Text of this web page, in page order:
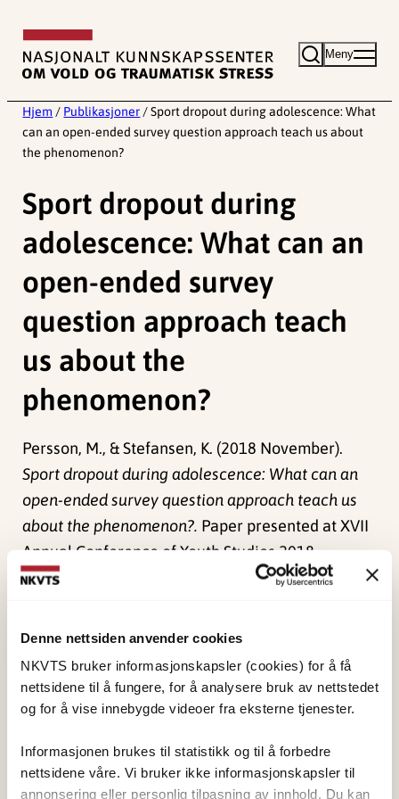
Denne nettsiden anvender cookies
NKVTS bruker informasjonskapsler (cookies) for å få
nettsidene til å fungere, for å analysere bruk av nettstedet
og for å vise innebygde videoer fra eksterne tjenester.
Informasjonen brukes til statistikk og til å forbedre
nettsidene våre. Vi bruker ikke informasjonskapsler til
annonsering eller personlig tilpasning av innhold. Du kan
innhold
Meny
Hjem / Publikasjoner / Sport dropout during adolescence: What
can an open-ended survey question approach teach us about
the phenomenon?
Sport dropout during
adolescence: What can an
open-ended survey
question approach teach
us about the
phenomenon?
Persson, M., & Stefansen, K. (2018 November).
Sport dropout during adolescence: What can an
open-ended survey question approach teach us
about the phenomenon?. Paper presented at XVII
Annual Conference of Youth Studies 2018,
Helsingfors.
Publisert:
4. juni 2024
NKVTS utvikler og sprer kunnskap og kompetanse